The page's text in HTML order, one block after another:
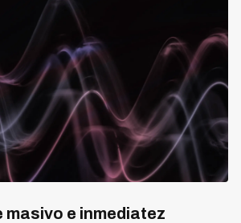
masivo e inmediatez